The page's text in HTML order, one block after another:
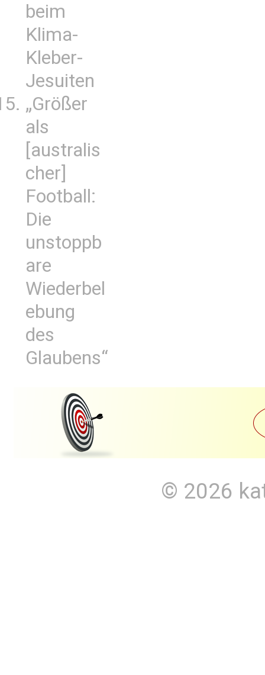
beim
Klima-
Kleber-
Jesuiten
„Größer
als
[australis
cher]
Football:
Die
unstoppb
are
Wiederbel
ebung
des
Glaubens“
© 2026